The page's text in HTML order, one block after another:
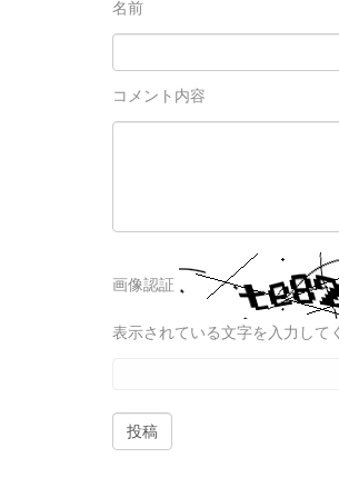
名前
コメント内容
画像認証
表示されている文字を入力して